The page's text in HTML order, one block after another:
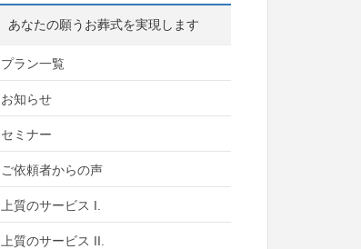
あなたの願うお葬式を実現します
プラン一覧
お知らせ
セミナー
ご依頼者からの声
上質のサービス I.
上質のサービス II.